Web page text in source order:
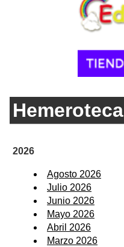
Hemeroteca
2026
Agosto 2026
Julio 2026
Junio 2026
Mayo 2026
Abril 2026
Marzo 2026